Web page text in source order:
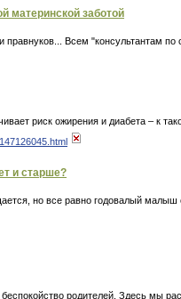
материнской заботой
Всем "консультантам
риск ожирения и диабета – к
и старше?
но все равно годовалый
родителей. Здесь мы